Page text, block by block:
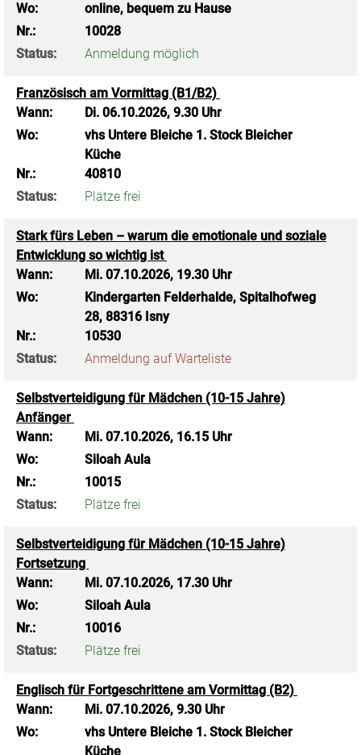
Wo:
online, bequem zu Hause
Nr.:
10028
Status:
Anmeldung möglich
Französisch am Vormittag (B1/B2)
Wann:
Di. 06.10.2026, 9.30 Uhr
Wo:
vhs Untere Bleiche 1. Stock Bleicher
Küche
Nr.:
40810
Status:
Plätze frei
Stark fürs Leben – warum die emotionale und soziale
Entwicklung so wichtig ist
Wann:
Mi. 07.10.2026, 19.30 Uhr
Wo:
Kindergarten Felderhalde, Spitalhofweg
28, 88316 Isny
Nr.:
10530
Status:
Anmeldung auf Warteliste
Selbstverteidigung für Mädchen (10-15 Jahre)
Anfänger
Wann:
Mi. 07.10.2026, 16.15 Uhr
Wo:
Siloah Aula
Nr.:
10015
Status:
Plätze frei
Selbstverteidigung für Mädchen (10-15 Jahre)
Fortsetzung
Wann:
Mi. 07.10.2026, 17.30 Uhr
Wo:
Siloah Aula
Nr.:
10016
Status:
Plätze frei
Englisch für Fortgeschrittene am Vormittag (B2)
Wann:
Mi. 07.10.2026, 9.30 Uhr
Wo:
vhs Untere Bleiche 1. Stock Bleicher
Küche